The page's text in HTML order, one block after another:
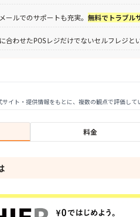
ールでのサポートも充実。無料でトラブル
合わせたPOSレジだけでないセルフレジと
イト・提供情報をもとに、複数の観点で評価して
料金